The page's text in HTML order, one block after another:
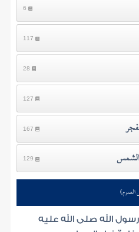
6
117
28
127
167
129
الصوم)
الله صلى الله عليه